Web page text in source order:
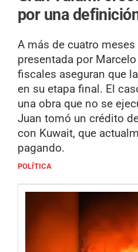
por una
A más de cuatro
presentada por
fiscales aseguran que
en su etapa final. El
una obra que no se
Juan tomó un crédito
con Kuwait, que
pagando.
POLÍTICA